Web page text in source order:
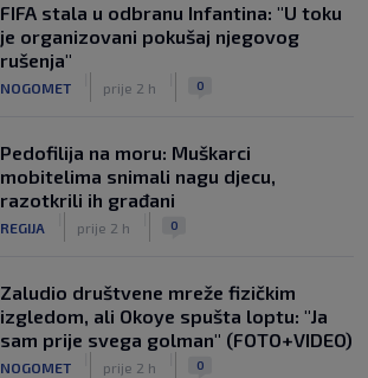
FIFA stala u odbranu Infantina: "U toku
je organizovani pokušaj njegovog
rušenja"
NOGOMET prije 2 h 0
Pedofilija na moru: Muškarci
mobitelima snimali nagu djecu,
razotkrili ih građani
REGIJA prije 2 h 0
Zaludio društvene mreže fizičkim
izgledom, ali Okoye spušta loptu: "Ja
sam prije svega golman" (FOTO+VIDEO)
NOGOMET prije 2 h 0